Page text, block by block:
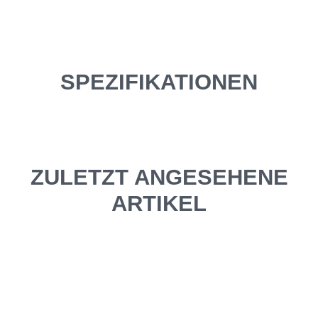
SPEZIFIKATIONEN
ZULETZT ANGESEHENE
ARTIKEL